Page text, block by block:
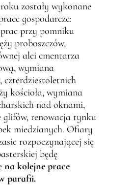
zostały wykonane
gospodarcze:
przy pomniku
proboszczów,
alei cmentarza
wymiana
czterdziestoletnich
kościoła, wymiana
nad oknami,
renowacja tynku
miedzianych. Ofiary
rozpoczynającej się
będę
na kolejne prace
parafii.